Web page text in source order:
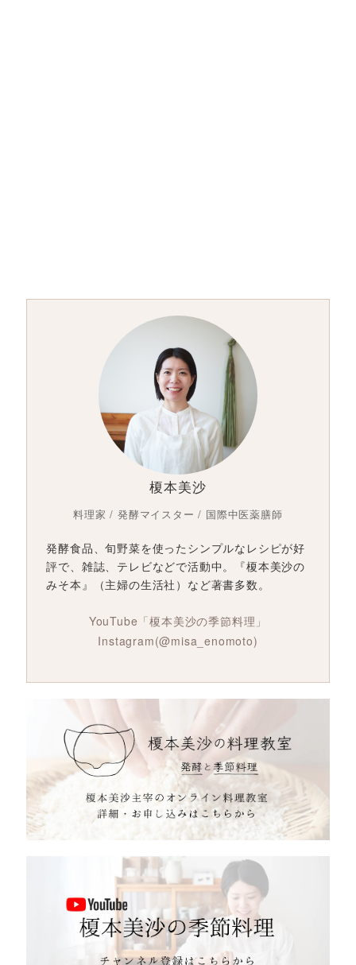
榎本美沙
料理家 / 発酵マイスター / 国際中医薬膳師
発酵食品、旬野菜を使ったシンプルなレシピが好
評で、雑誌、テレビなどで活動中。『榎本美沙の
みそ本』（主婦の生活社）など著書多数。
YouTube「榎本美沙の季節料理」
Instagram(@misa_enomoto)